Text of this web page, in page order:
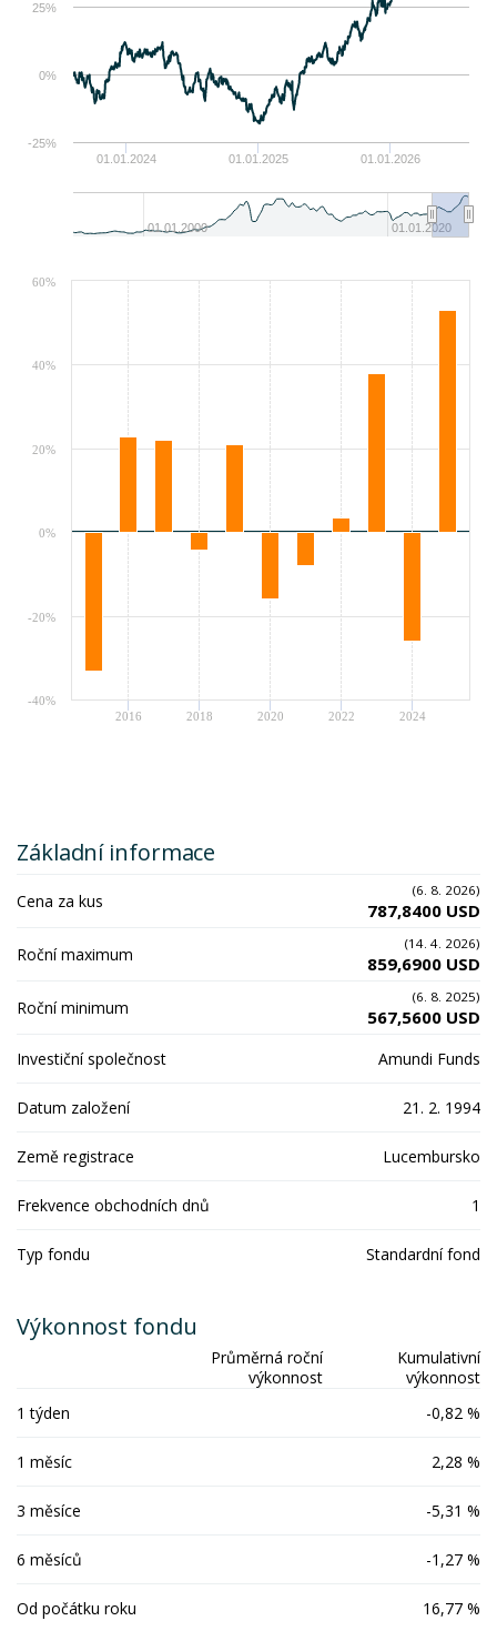
01.01.2024 01.01.2025 01.01.2026
01.01.2000 01.01.2020
0%
-25%
25%
2016 2018 2020 2022 2024
-40%
-20%
0%
20%
40%
60%
Základní informace
Cena za kus (6. 8. 2026)
787,8400 USD
Roční maximum (14. 4. 2026)
859,6900 USD
Roční minimum (6. 8. 2025)
567,5600 USD
Investiční společnost Amundi Funds
Datum založení 21. 2. 1994
Země registrace Lucembursko
Frekvence obchodních dnů 1
Typ fondu Standardní fond
Výkonnost fondu
Průměrná roční
výkonnost
Kumulativní
výkonnost
1 týden
-0,82 %
1 měsíc 2,28 %
3 měsíce -5,31 %
6 měsíců -1,27 %
Od počátku roku 16,77 %